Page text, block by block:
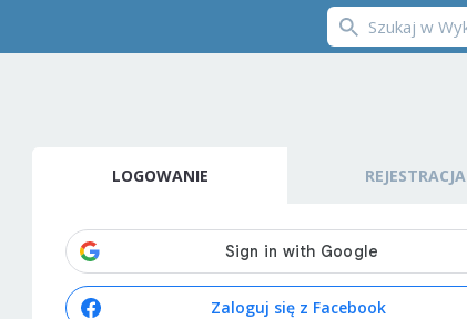
LOGOWANIE REJESTRACJA
Zaloguj się z Facebook